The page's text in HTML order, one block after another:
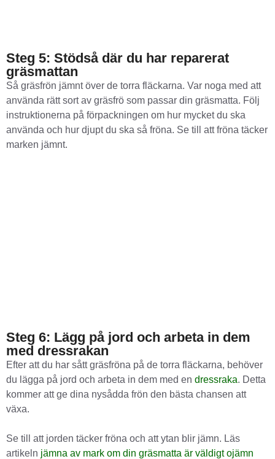
Steg 5: Stödså där du har reparerat
gräsmattan
Så gräsfrön jämnt över de torra fläckarna. Var noga med att
använda rätt sort av gräsfrö som passar din gräsmatta. Följ
instruktionerna på förpackningen om hur mycket du ska
använda och hur djupt du ska så fröna. Se till att fröna täcker
marken jämnt.
Steg 6: Lägg på jord och arbeta in dem
med dressrakan
Efter att du har sått gräsfröna på de torra fläckarna, behöver
du lägga på jord och arbeta in dem med en dressraka. Detta
kommer att ge dina nysådda frön den bästa chansen att
växa.
Se till att jorden täcker fröna och att ytan blir jämn. Läs
artikeln jämna av mark om din gräsmatta är väldigt ojämn